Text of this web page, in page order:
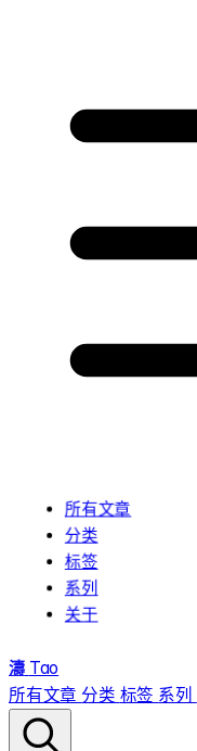
所有文章
分类
标签
系列
关于
濤 Tao
所有文章 分类 标签 系列